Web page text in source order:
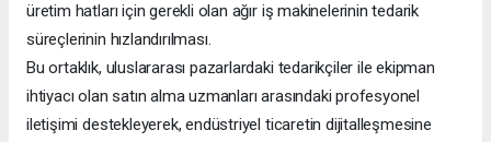
üretim hatları için gerekli olan ağır iş makinelerinin tedarik
süreçlerinin hızlandırılması.
Bu ortaklık, uluslararası pazarlardaki tedarikçiler ile ekipman
ihtiyacı olan satın alma uzmanları arasındaki profesyonel
iletişimi destekleyerek, endüstriyel ticaretin dijitalleşmesine